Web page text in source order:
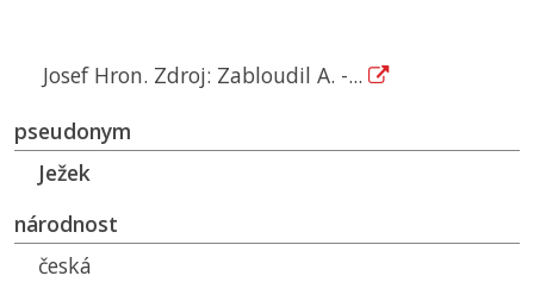
Josef Hron. Zdroj: Zabloudil A. -...
pseudonym
Ježek
národnost
česká